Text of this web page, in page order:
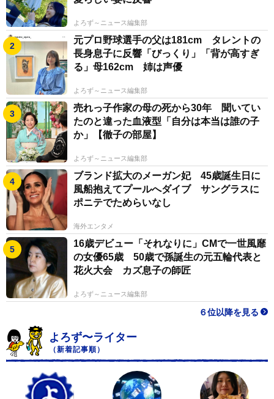
よろず～ニュース編集部
元プロ野球選手の父は181cm タレントの
長身息子に反響「びっくり」「背が高すぎ
る」母162cm 姉は声優
よろず～ニュース編集部
売れっ子作家の母の死から30年 聞いてい
たのと違った血液型「自分は本当は誰の子
か」【徹子の部屋】
よろず～ニュース編集部
ブランド拡大のメーガン妃 45歳誕生日に
風船抱えてプールへダイブ サングラスに
ポニテでためらいなし
海外エンタメ
16歳デビュー「それなりに」CMで一世風靡
の女優65歳 50歳で孫誕生の元五輪代表と
花火大会 カズ息子の師匠
よろず～ニュース編集部
６位以降を見る
よろず〜ライター
（新着記事順）